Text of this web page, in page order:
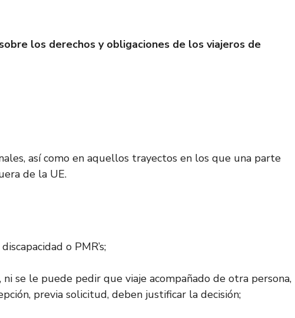
los derechos y obligaciones de los viajeros de
así como en aquellos trayectos en los que una parte
de la UE.
o PMR’s;
se le puede pedir que viaje acompañado de otra persona,
previa solicitud, deben justificar la decisión;